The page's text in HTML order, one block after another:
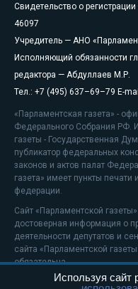
Свидетельство о
46097
Учредитель — АНО
Исполняющий обязанности
редактора — Абдуллаев М.Р.
Тел.: +7 (495) 637–69–79 E-
«Парламентская газета» -
Федерального Собрания РФ.
газеты - Государственная
публикатор федеральных
законов и актов палат
газета» имеет пункты печати
федерации.
Сайт «Парламентской
достоверная информация о
деятельности депутатов и
сайта «Парламентской
обязательна.
На информационном
Используя сайт